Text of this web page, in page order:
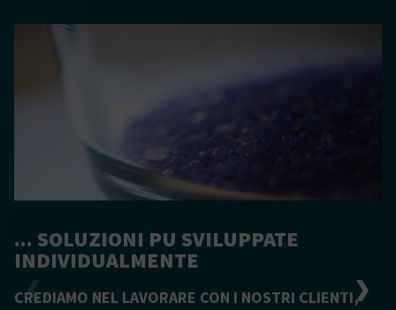
... SOLUZIONI PU SVILUPPATE
INDIVIDUALMENTE
CREDIAMO NEL LAVORARE CON I NOSTRI CLIENTI,